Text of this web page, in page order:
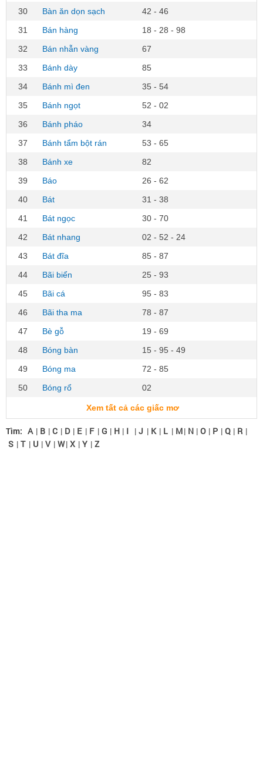
30
Bàn ăn dọn sạch
42 - 46
31
Bán hàng
18 - 28 - 98
32
Bán nhẫn vàng
67
33
Bánh dày
85
34
Bánh mì đen
35 - 54
35
Bánh ngọt
52 - 02
36
Bánh pháo
34
37
Bánh tẩm bột rán
53 - 65
38
Bánh xe
82
39
Báo
26 - 62
40
Bát
31 - 38
41
Bát ngọc
30 - 70
42
Bát nhang
02 - 52 - 24
43
Bát đĩa
85 - 87
44
Bãi biển
25 - 93
45
Bãi cá
95 - 83
46
Bãi tha ma
78 - 87
47
Bè gỗ
19 - 69
48
Bóng bàn
15 - 95 - 49
49
Bóng ma
72 - 85
50
Bóng rổ 02
Xem tất cả các giấc mơ
Tìm: A | B | C | D | E | F | G | H | I | J | K | L | M| N | O | P | Q | R |
S | T | U | V | W| X | Y | Z